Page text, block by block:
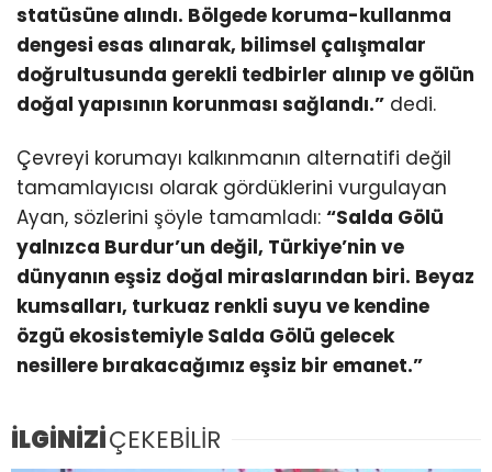
statüsüne alındı. Bölgede koruma-kullanma
dengesi esas alınarak, bilimsel çalışmalar
doğrultusunda gerekli tedbirler alınıp ve gölün
doğal yapısının korunması sağlandı.” dedi.
Çevreyi korumayı kalkınmanın alternatifi değil
tamamlayıcısı olarak gördüklerini vurgulayan
Ayan, sözlerini şöyle tamamladı: “Salda Gölü
yalnızca Burdur’un değil, Türkiye’nin ve
dünyanın eşsiz doğal miraslarından biri. Beyaz
kumsalları, turkuaz renkli suyu ve kendine
özgü ekosistemiyle Salda Gölü gelecek
nesillere bırakacağımız eşsiz bir emanet.”
İLGİNİZİÇEKEBİLİR